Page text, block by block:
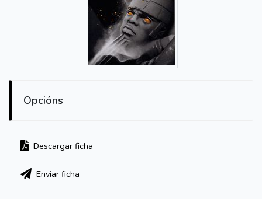
Opcións
Descargar ficha
Enviar ficha